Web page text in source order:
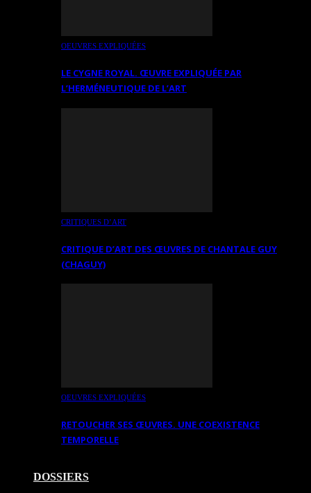
OEUVRES EXPLIQUÉES
LE CYGNE ROYAL. ŒUVRE EXPLIQUÉE PAR
L’HERMÉNEUTIQUE DE L’ART
CRITIQUES D’ART
CRITIQUE D’ART DES ŒUVRES DE CHANTALE GUY
(CHAGUY)
OEUVRES EXPLIQUÉES
RETOUCHER SES ŒUVRES. UNE COEXISTENCE
TEMPORELLE
DOSSIERS